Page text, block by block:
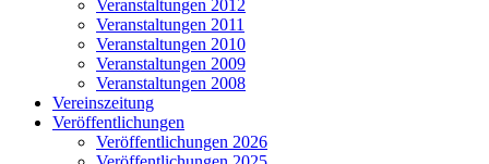
Veranstaltungen 2012
Veranstaltungen 2011
Veranstaltungen 2010
Veranstaltungen 2009
Veranstaltungen 2008
Vereinszeitung
Veröffentlichungen
Veröffentlichungen 2026